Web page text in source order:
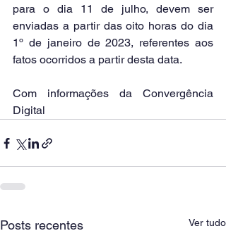
para o dia 11 de julho, devem ser
enviadas a partir das oito horas do dia
1º de janeiro de 2023, referentes aos
fatos ocorridos a partir desta data.
Com informações da Convergência
Digital
Posts recentes Ver tudo